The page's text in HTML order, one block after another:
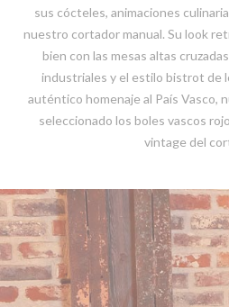
sus cócteles, animaciones
nuestro cortador manual. Su look
bien con las mesas altas
industriales y el estilo bistrot de
auténtico homenaje al País Vasco,
seleccionado los boles vascos
vintage del